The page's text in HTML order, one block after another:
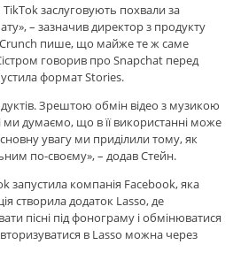
заслуговують похвали за
– зазначив директор з продукту
пише, що майже те ж саме
говорив про Snapchat перед
формат Stories.
Зрештою обмін відео з музикою
ми думаємо, що в її використанні може
увагу ми приділили тому, як
по-своєму», – додав Стейн.
запустила компанія Facebook, яка
створила додаток Lasso, де
пісні під фонограму і обмінюватися
в Lasso можна через